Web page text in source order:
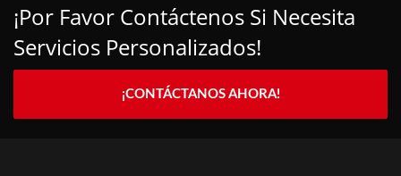
¡Por Favor Contáctenos Si Necesita
Servicios Personalizados!
¡CONTÁCTANOS AHORA!